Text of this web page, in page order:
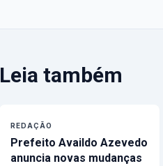
Leia também
REDAÇÃO
Prefeito Availdo Azevedo
anuncia novas mudanças